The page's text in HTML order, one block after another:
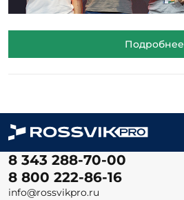
Подробнее
8 343 288-70-00
8 800 222-86-16
info@rossvikpro.ru